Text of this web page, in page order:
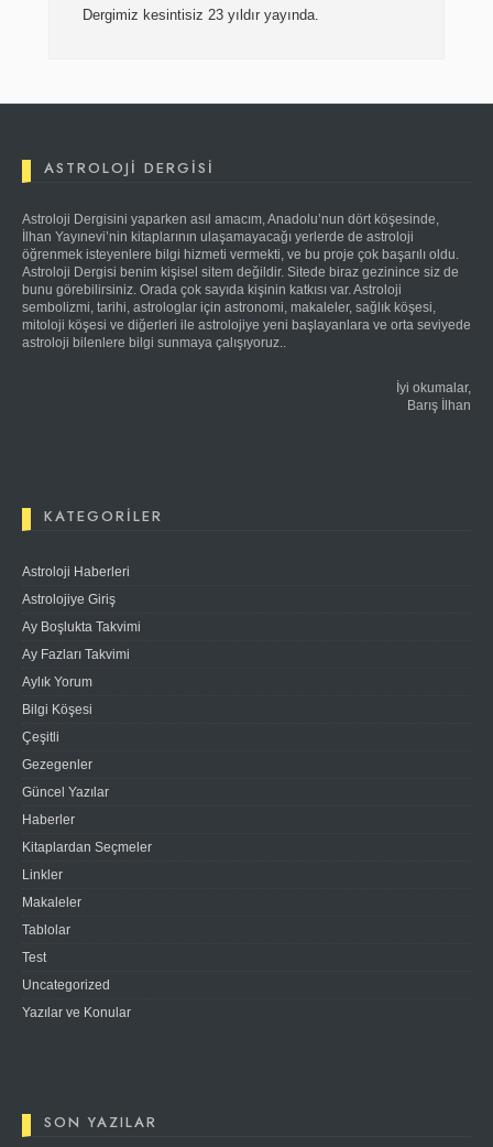
Dergimiz kesintisiz 23 yıldır yayında.
ASTROLOJI DERGISI
Astroloji Dergisini yaparken asıl amacım, Anadolu’nun dört köşesinde,
İlhan Yayınevi’nin kitaplarının ulaşamayacağı yerlerde de astroloji
öğrenmek isteyenlere bilgi hizmeti vermekti, ve bu proje çok başarılı oldu.
Astroloji Dergisi benim kişisel sitem değildir. Sitede biraz gezinince siz de
bunu görebilirsiniz. Orada çok sayıda kişinin katkısı var. Astroloji
sembolizmi, tarihi, astrologlar için astronomi, makaleler, sağlık köşesi,
mitoloji köşesi ve diğerleri ile astrolojiye yeni başlayanlara ve orta seviyede
astroloji bilenlere bilgi sunmaya çalışıyoruz..
İyi okumalar,
Barış İlhan
KATEGORILER
Astroloji Haberleri
Astrolojiye Giriş
Ay Boşlukta Takvimi
Ay Fazları Takvimi
Aylık Yorum
Bilgi Köşesi
Çeşitli
Gezegenler
Güncel Yazılar
Haberler
Kitaplardan Seçmeler
Linkler
Makaleler
Tablolar
Test
Uncategorized
Yazılar ve Konular
SON YAZILAR